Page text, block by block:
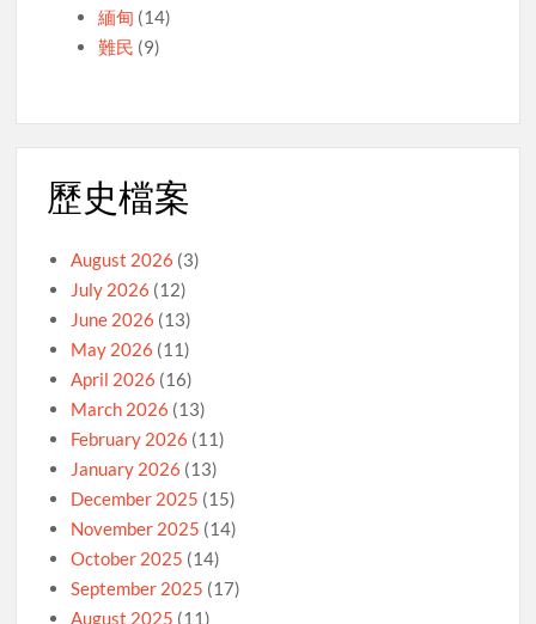
緬甸 (14)
難民 (9)
歷史檔案
August 2026 (3)
July 2026 (12)
June 2026 (13)
May 2026 (11)
April 2026 (16)
March 2026 (13)
February 2026 (11)
January 2026 (13)
December 2025 (15)
November 2025 (14)
October 2025 (14)
September 2025 (17)
August 2025 (11)